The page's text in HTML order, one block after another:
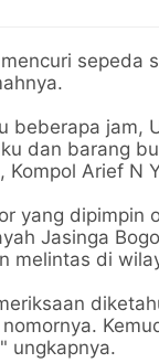
sepeda
beberapa jam,
dan barang
Kompol Arief N
yang dipimpin
Jasinga
melintas di
ungkapnya.